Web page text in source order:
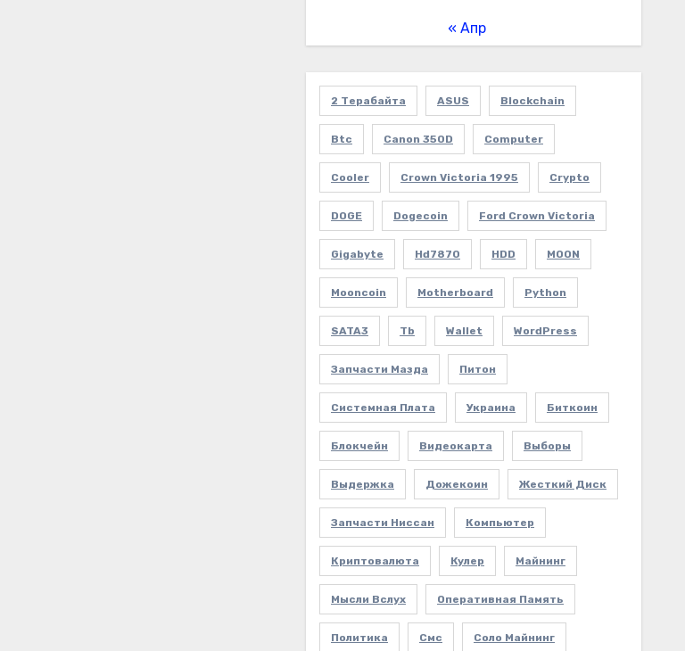
« Апр
2 Терабайта ASUS Blockchain
Btc Canon 350D Computer
Cooler Crown Victoria 1995 Crypto
DOGE Dogecoin Ford Crown Victoria
Gigabyte Hd7870 HDD MOON
Mooncoin Motherboard Python
SATA3 Tb Wallet WordPress
Запчасти Мазда Питон
Системная Плата Украина Биткоин
Блокчейн Видеокарта Выборы
Выдержка Дожекоин Жесткий Диск
Запчасти Ниссан Компьютер
Криптовалюта Кулер Майнинг
Мысли Вслух Оперативная Память
Политика Смс Соло Майнинг